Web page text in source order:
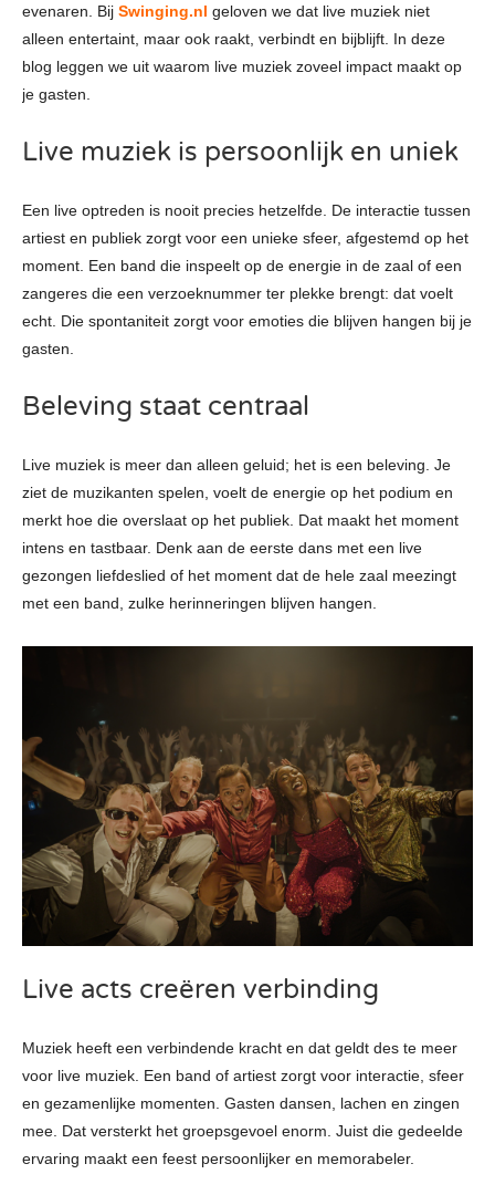
evenaren. Bij Swinging.nl geloven we dat live muziek niet
alleen entertaint, maar ook raakt, verbindt en bijblijft. In deze
blog leggen we uit waarom live muziek zoveel impact maakt op
je gasten.
Live muziek is persoonlijk en uniek
Een live optreden is nooit precies hetzelfde. De interactie tussen
artiest en publiek zorgt voor een unieke sfeer, afgestemd op het
moment. Een band die inspeelt op de energie in de zaal of een
zangeres die een verzoeknummer ter plekke brengt: dat voelt
echt. Die spontaniteit zorgt voor emoties die blijven hangen bij je
gasten.
Beleving staat centraal
Live muziek is meer dan alleen geluid; het is een beleving. Je
ziet de muzikanten spelen, voelt de energie op het podium en
merkt hoe die overslaat op het publiek. Dat maakt het moment
intens en tastbaar. Denk aan de eerste dans met een live
gezongen liefdeslied of het moment dat de hele zaal meezingt
met een band, zulke herinneringen blijven hangen.
Live acts creëren verbinding
Muziek heeft een verbindende kracht en dat geldt des te meer
voor live muziek. Een band of artiest zorgt voor interactie, sfeer
en gezamenlijke momenten. Gasten dansen, lachen en zingen
mee. Dat versterkt het groepsgevoel enorm. Juist die gedeelde
ervaring maakt een feest persoonlijker en memorabeler.